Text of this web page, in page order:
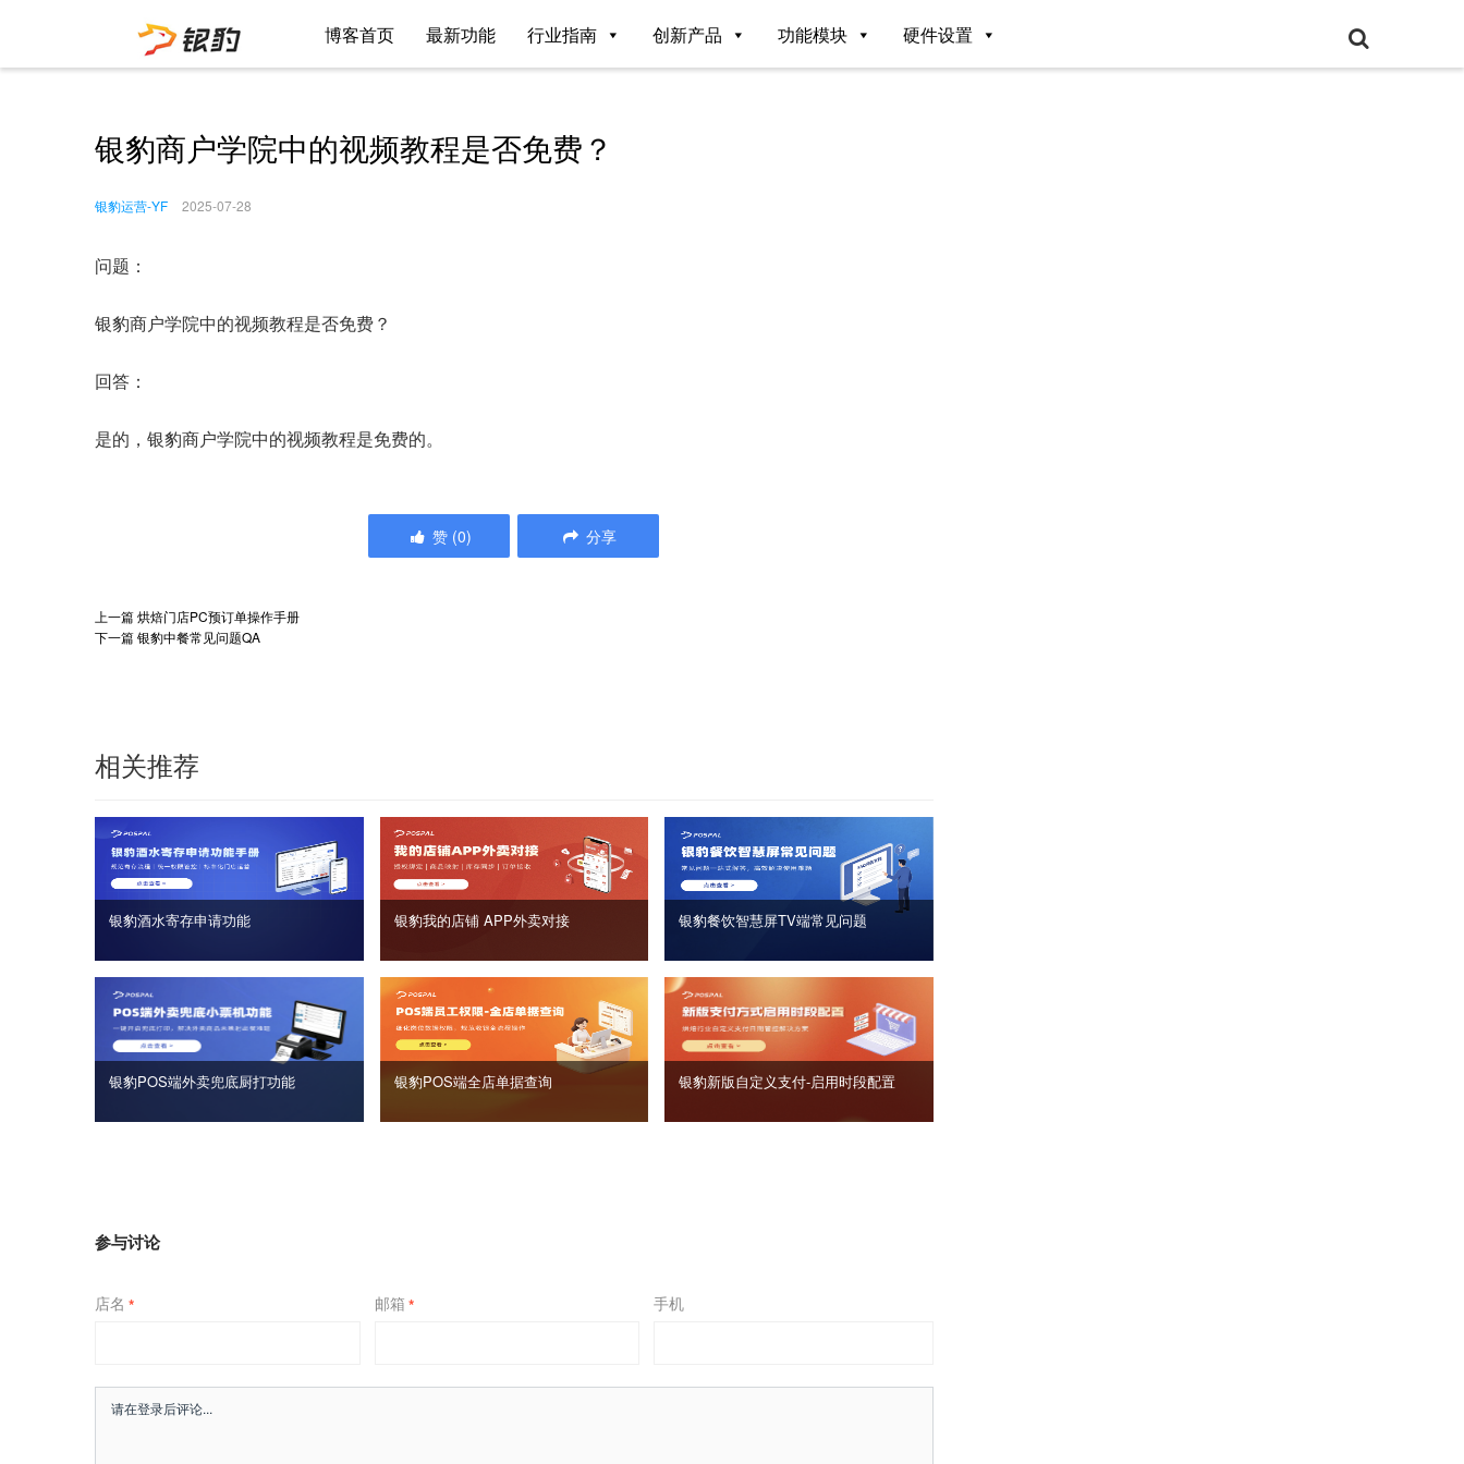
博客首页 最新功能 行业指南 创新产品 功能模块 硬件设置
银豹商户学院中的视频教程是否免费？
银豹运营-YF 2025-07-28
问题：
银豹商户学院中的视频教程是否免费？
回答：
是的，银豹商户学院中的视频教程是免费的。
赞 (0) 分享
上一篇烘焙门店PC预订单操作手册
下一篇银豹中餐常见问题QA
相关推荐
银豹酒水寄存申请功能 银豹我的店铺 APP外卖对接 银豹餐饮智慧屏TV端常见问题
银豹POS端外卖兜底厨打功能 银豹POS端全店单据查询 银豹新版自定义支付‑启用时段配置
参与讨论
店名 * 邮箱 * 手机